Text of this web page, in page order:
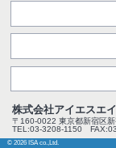
株式会社アイエスエイ
〒160-0022 東京都新宿区
TEL:03-3208-1150
© 2026 ISA co.,Ltd.